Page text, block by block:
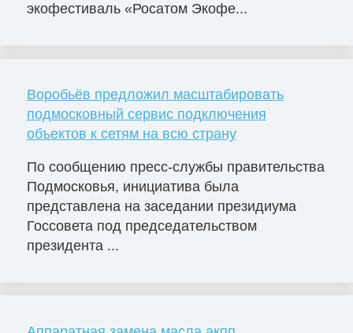
экофестиваль «Росатом Экофе...
Воробьёв предложил масштабировать
подмосковный сервис подключения
объектов к сетям на всю страну
По сообщению пресс-службы правительства
Подмосковья, инициатива была
представлена на заседании президиума
Госсовета под председательством
президента ...